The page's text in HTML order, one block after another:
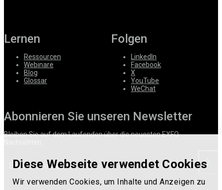
Diese Webseite verwendet Cookies
Wir verwenden Cookies, um Inhalte und Anzeigen zu
Lernen
Ressourcen
Webinare
Blog
Glossar
Folgen
LinkedIn
Facebook
X
YouTube
WeChat
Abonnieren Sie unseren Newsletter
Bleiben Sie auf dem Laufenden über die neuesten EXFO-